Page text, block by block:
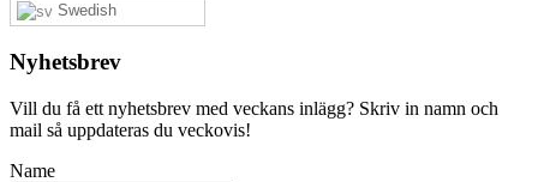
Swedish
Nyhetsbrev
Vill du få ett nyhetsbrev med veckans inlägg? Skriv in namn och
mail så uppdateras du veckovis!
Name